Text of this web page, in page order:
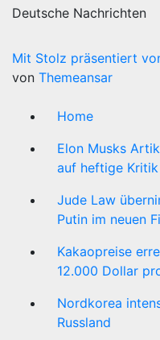
Deutsche Nachrichten
Mit Stolz präsentiert
von Themeansar
Home
Elon Musks
auf heftige
Jude Law
Putin im neuen
Kakaopreise
12.000 Dollar
Nordkorea
Russland